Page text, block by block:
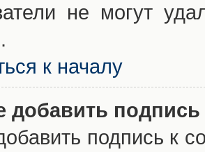
не могут
к началу
добавить
подпись к